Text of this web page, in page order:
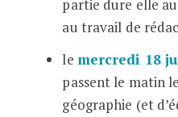
partie dure elle
au travail de
le mercredi 18
passent le matin
géographie (et